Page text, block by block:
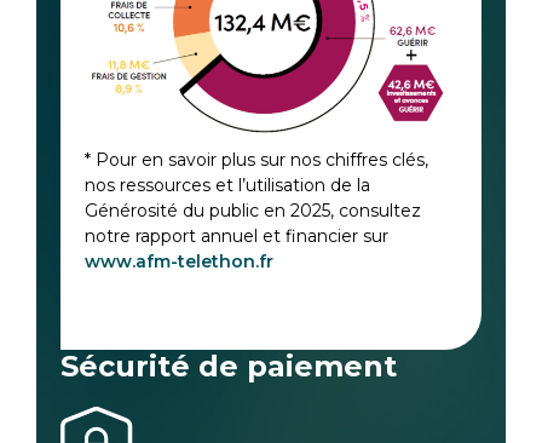
* Pour en savoir plus sur nos chiffres clés,
nos ressources et l’utilisation de la
Générosité du public en 2025, consultez
notre rapport annuel et financier sur
www.afm-telethon.fr
Sécurité de paiement